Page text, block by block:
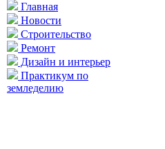
Главная
Новости
Строительство
Ремонт
Дизайн и интерьер
Практикум по
земледелию